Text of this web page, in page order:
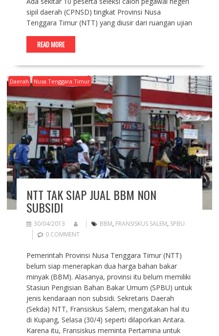
sipil daerah (CPNSD) tingkat Provinsi Nusa
Tenggara Timur (NTT) yang diusir dari ruangan ujian
READ MORE
Daerah Nusa Tenggara Timur
NTT TAK SIAP JUAL BBM NON
SUBSIDI
30/04/2013 BBM, FRANSISKUS SALEM, SPBU
0 COMMENT
Pemerintah Provinsi Nusa Tenggara Timur (NTT)
belum siap menerapkan dua harga bahan bakar
minyak (BBM). Alasanya, provinsi itu belum memiliki
Stasiun Pengisian Bahan Bakar Umum (SPBU) untuk
jenis kendaraan non subsidi. Sekretaris Daerah
(Sekda) NTT, Fransiskus Salem, mengatakan hal itu
di Kupang, Selasa (30/4) seperti dilaporkan Antara.
Karena itu, Fransiskus meminta Pertamina untuk